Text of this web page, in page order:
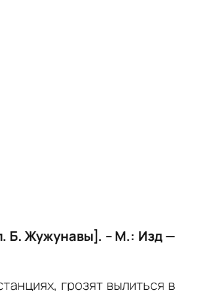
Б. Жужунавы]. – М.: Изд —
грозят вылиться в